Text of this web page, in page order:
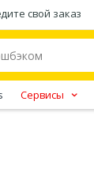
свой заказ
Сервисы